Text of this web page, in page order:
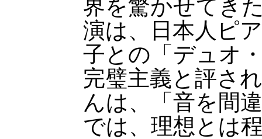
界を驚かせてき
演は、日本人ピ
子との「デュオ
完璧主義と評さ
んは、「音を間
では、理想とは